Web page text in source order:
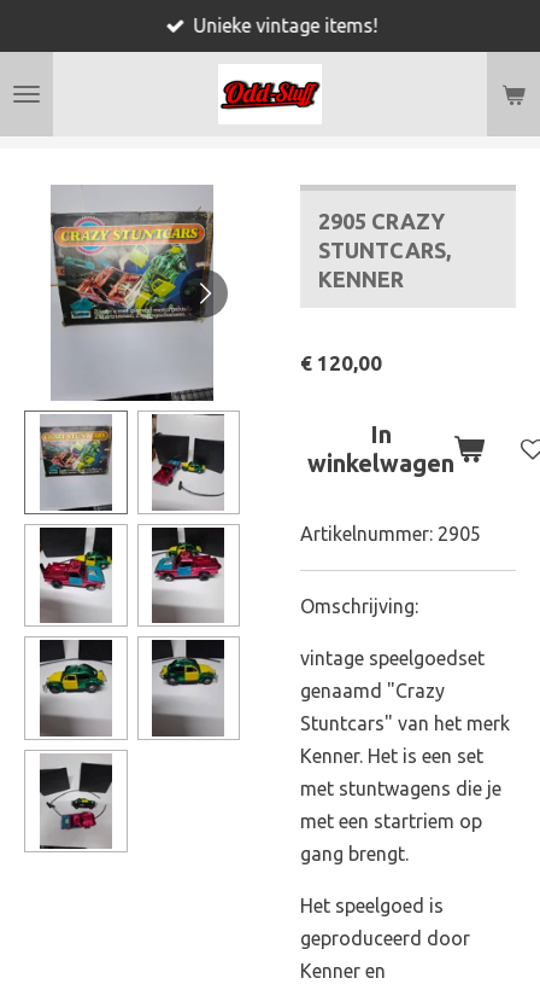
naar
Unieke vintage items!
2905 CRAZY
STUNTCARS,
KENNER
€ 120,00
In
winkelwagen
Artikelnummer: 2905
Omschrijving:
vintage speelgoedset
genaamd "Crazy
Stuntcars" van het merk
Kenner. Het is een set
met stuntwagens die je
met een startriem op
gang brengt.
Het speelgoed is
geproduceerd door
Kenner en